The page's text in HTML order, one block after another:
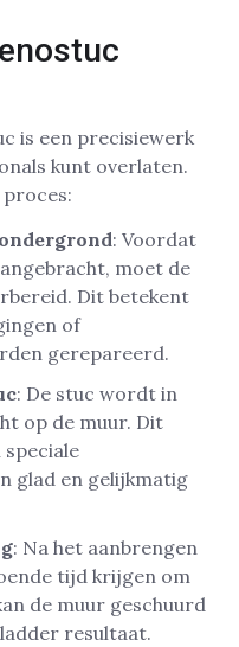
is een precisiewerk
kunt overlaten.
: Voordat
moet de
Dit betekent
of
gerepareerd.
: De stuc wordt in
op de muur. Dit
speciale
glad en gelijkmatig
: Na het aanbrengen
tijd krijgen om
de muur geschuurd
resultaat.